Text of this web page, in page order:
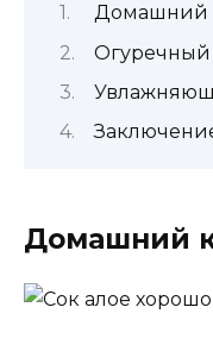
Домашний
Огуречный
Домашний